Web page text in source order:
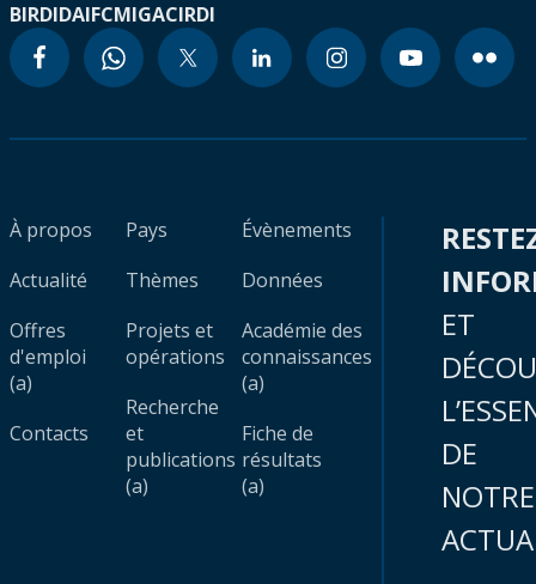
BIRDIDAIFCMIGACIRDI
À propos
Actualité
Offres
d'emploi
(a)
Contacts
Pays
Thèmes
Projets et
opérations
Recherche
et
publications
(a)
Évènements
Données
Académie des
connaissances
(a)
Fiche de
résultats
(a)
ET
DE
NOTRE